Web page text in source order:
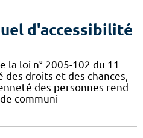
d'accessibilité
la loi n° 2005-102 du 11
droits et des chances,
des personnes rend
communi